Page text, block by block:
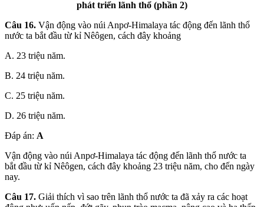
phát triển lãnh thổ (phần 2)
Câu 16. Vận động vào núi Anpơ-Himalaya tác động đến lãnh thổ
nước ta bắt đầu từ kỉ Nêôgen, cách đây khoảng
A. 23 triệu năm.
B. 24 triệu năm.
C. 25 triệu năm.
D. 26 triệu năm.
Đáp án: A
Vận động vào núi Anpơ-Himalaya tác động đến lãnh thổ nước ta
bắt đầu từ kỉ Nêôgen, cách đây khoảng 23 triệu năm, cho đến ngày
nay.
Câu 17. Giải thích vì sao trên lãnh thổ nước ta đã xảy ra các hoạt